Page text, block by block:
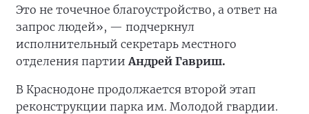
Это не точечное благоустройство, а ответ на
запрос людей», — подчеркнул
исполнительный секретарь местного
отделения партииАндрей Гавриш.
В Краснодоне продолжается второй этап
реконструкции парка им. Молодой гвардии.